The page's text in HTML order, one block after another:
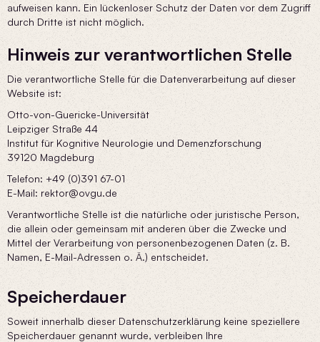
aufweisen kann. Ein lückenloser Schutz der Daten vor dem Zugriff
durch Dritte ist nicht möglich.
Hinweis zur verantwortlichen Stelle
Die verantwortliche Stelle für die Datenverarbeitung auf dieser
Website ist:
Otto-von-Guericke-Universität
Leipziger Straße 44
Institut für Kognitive Neurologie und Demenzforschung
39120 Magdeburg
Telefon: +49 (0)391 67-01
E-Mail: rektor@ovgu.de
Verantwortliche Stelle ist die natürliche oder juristische Person,
die allein oder gemeinsam mit anderen über die Zwecke und
Mittel der Verarbeitung von personenbezogenen Daten (z. B.
Namen, E-Mail-Adressen o. Ä.) entscheidet.
Speicherdauer
Soweit innerhalb dieser Datenschutzerklärung keine speziellere
Speicherdauer genannt wurde, verbleiben Ihre